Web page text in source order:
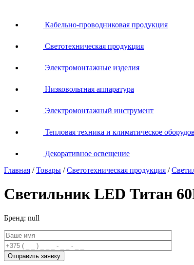
Кабельно-проводниковая продукция
Светотехническая продукция
Электромонтажные изделия
Низковольтная аппаратура
Электромонтажный инструмент
Тепловая техника и климатическое
Декоративное освещение
Главная /Товары /Светотехническая продукция /
Светильник LED Титан
Бренд: null